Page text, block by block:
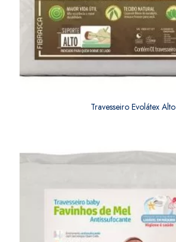
Travesseiro Evolátex Alto